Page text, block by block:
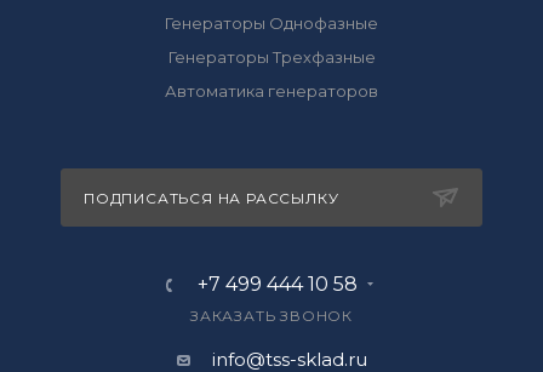
Генераторы Однофазные
Генераторы Трехфазные
Автоматика генераторов
ПОДПИСАТЬСЯ НА РАССЫЛКУ
+7 499 444 10 58
ЗАКАЗАТЬ ЗВОНОК
info@tss-sklad.ru